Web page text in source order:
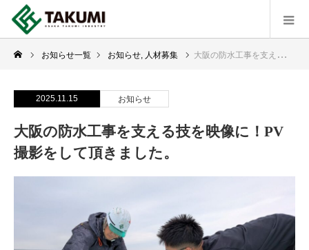
お知らせ一覧 お知らせ, 人材募集 大阪の防水工事を支える技を映像に！PV撮影をして頂きました。
2025.11.15 お知らせ
大阪の防水工事を支える技を映像に！PV
撮影をして頂きました。